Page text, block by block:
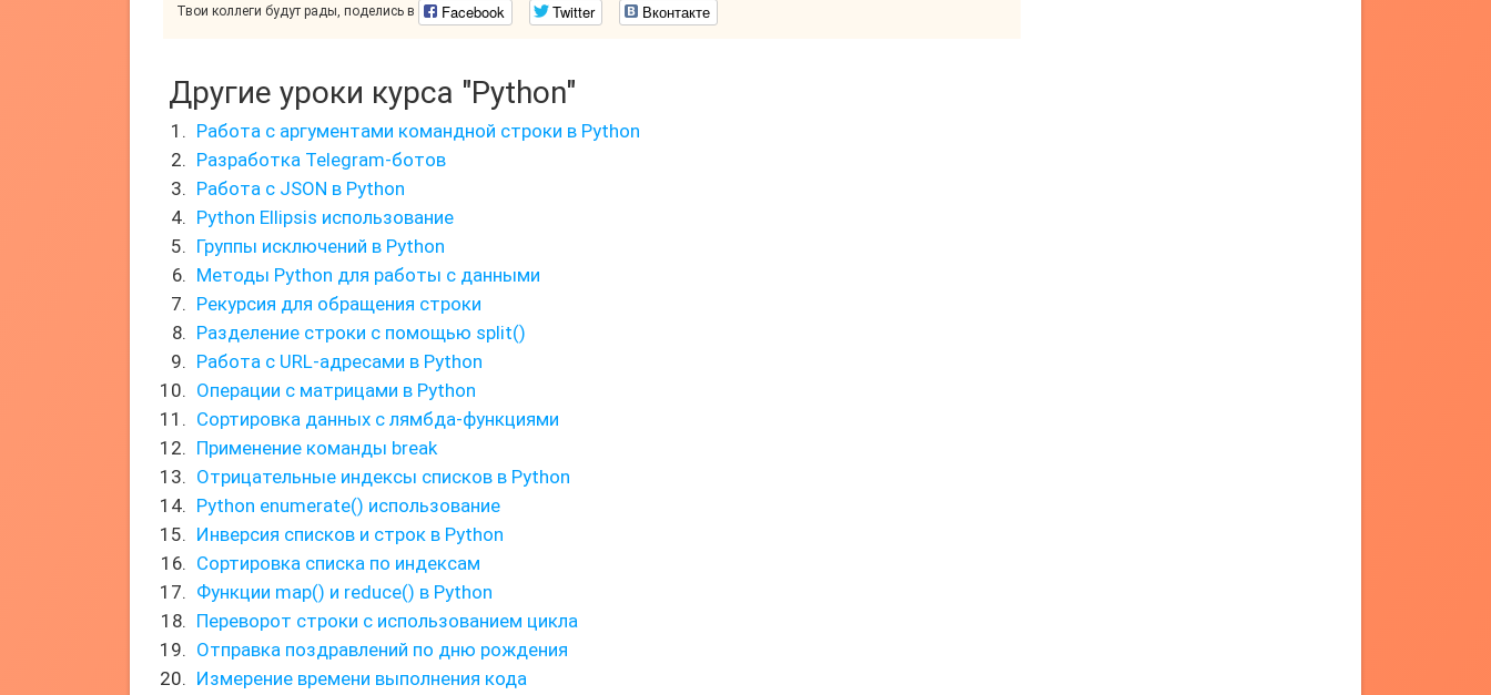
Твои коллеги будут рады, поделись в Facebook Twitter Вконтакте
Другие уроки курса "Python"
Работа с аргументами командной строки в Python
Разработка Telegram-ботов
Работа с JSON в Python
Python Ellipsis использование
Группы исключений в Python
Методы Python для работы с данными
Рекурсия для обращения строки
Разделение строки с помощью split()
Работа с URL-адресами в Python
Операции с матрицами в Python
Сортировка данных с лямбда-функциями
Применение команды break
Отрицательные индексы списков в Python
Python enumerate() использование
Инверсия списков и строк в Python
Сортировка списка по индексам
Функции map() и reduce() в Python
Переворот строки с использованием цикла
Отправка поздравлений по дню рождения
Измерение времени выполнения кода